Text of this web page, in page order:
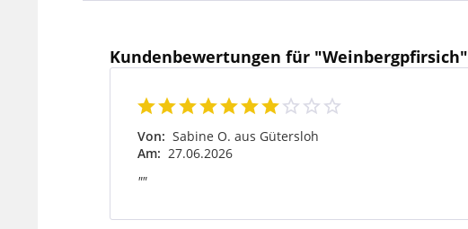
Kundenbewertungen für "Weinbergpfirsich"
Von: Sabine O. aus Gütersloh
Am: 27.06.2026
""